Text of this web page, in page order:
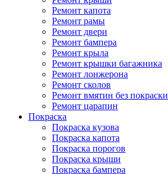
Ремонт капота
Ремонт рамы
Ремонт двери
Ремонт бампера
Ремонт крыла
Ремонт крышки багажника
Ремонт лонжерона
Ремонт сколов
Ремонт вмятин без покраски
Ремонт царапин
Покраска
Покраска кузова
Покраска капота
Покраска порогов
Покраска крыши
Покраска бампера